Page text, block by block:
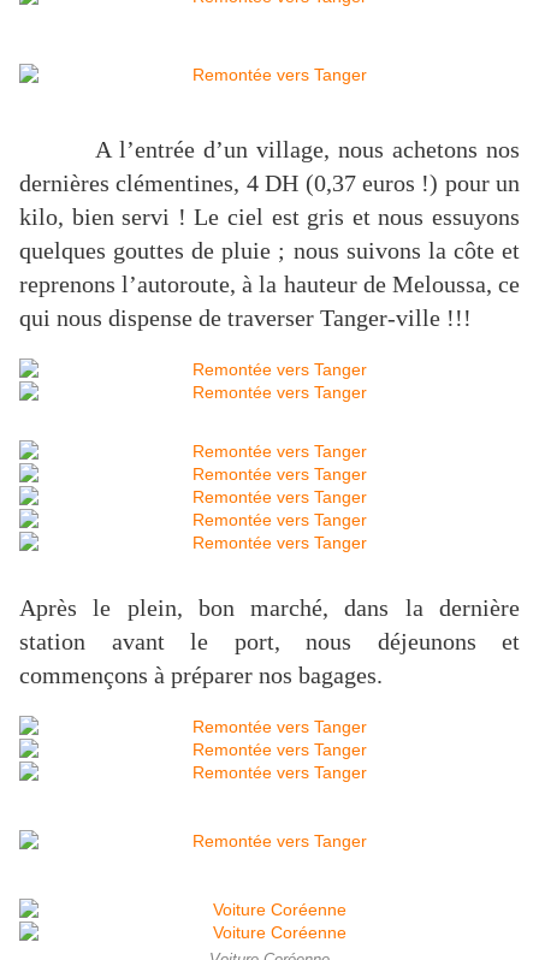
A l’entrée d’un village, nous achetons nos
dernières clémentines, 4 DH (0,37 euros !) pour un
kilo, bien servi ! Le ciel est gris et nous essuyons
quelques gouttes de pluie ; nous suivons la côte et
reprenons l’autoroute, à la hauteur de Meloussa, ce
qui nous dispense de traverser Tanger-ville !!!
Après le plein, bon marché, dans la dernière
station avant le port, nous déjeunons et
commençons à préparer nos bagages.